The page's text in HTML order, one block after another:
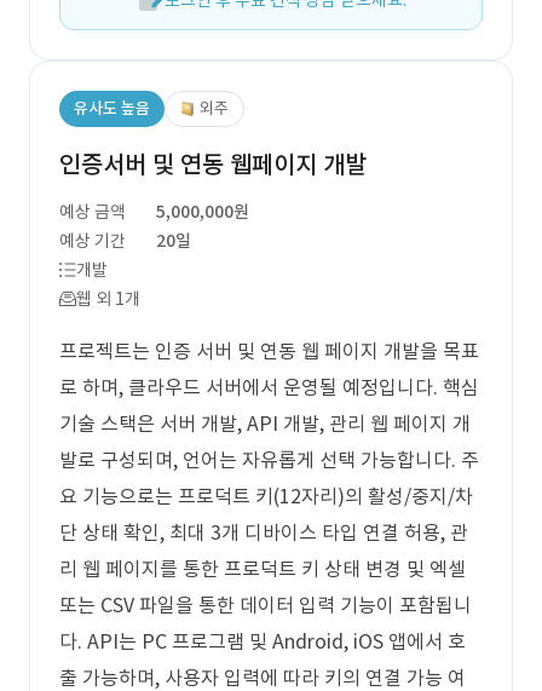
유사도 높음 외주
인증서버 및 연동 웹페이지 개발
예상 금액
5,000,000원
예상 기간
20일
개발
웹 외 1개
프로젝트는 인증 서버 및 연동 웹 페이지 개발을 목표
로 하며, 클라우드 서버에서 운영될 예정입니다. 핵심
기술 스택은 서버 개발, API 개발, 관리 웹 페이지 개
발로 구성되며, 언어는 자유롭게 선택 가능합니다. 주
요 기능으로는 프로덕트 키(12자리)의 활성/중지/차
단 상태 확인, 최대 3개 디바이스 타입 연결 허용, 관
리 웹 페이지를 통한 프로덕트 키 상태 변경 및 엑셀
또는 CSV 파일을 통한 데이터 입력 기능이 포함됩니
다. API는 PC 프로그램 및 Android, iOS 앱에서 호
출 가능하며, 사용자 입력에 따라 키의 연결 가능 여